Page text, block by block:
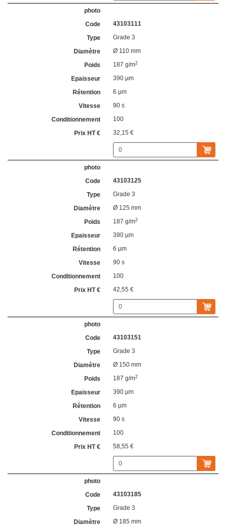
43103111
Grade 3
Ø 110 mm
187 g/m2
390 µm
6 µm
90 s
100
32,15 €
43103125
Grade 3
Ø 125 mm
187 g/m2
390 µm
6 µm
90 s
100
42,55 €
43103151
Grade 3
Ø 150 mm
187 g/m2
390 µm
6 µm
90 s
100
58,55 €
43103185
Grade 3
Ø 185 mm